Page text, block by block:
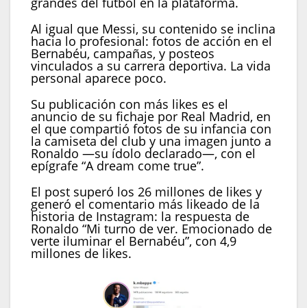
Al igual que Messi, su contenido se inclina
hacia lo profesional: fotos de acción en el
Bernabéu, campañas, y posteos
vinculados a su carrera deportiva. La vida
personal aparece poco.
Su publicación con más likes es el
anuncio de su fichaje por Real Madrid, en
el que compartió fotos de su infancia con
la camiseta del club y una imagen junto a
Ronaldo —su ídolo declarado—, con el
epígrafe “A dream come true”.
El post superó los 26 millones de likes y
generó el comentario más likeado de la
historia de Instagram: la respuesta de
Ronaldo “Mi turno de ver. Emocionado de
verte iluminar el Bernabéu”, con 4,9
millones de likes.